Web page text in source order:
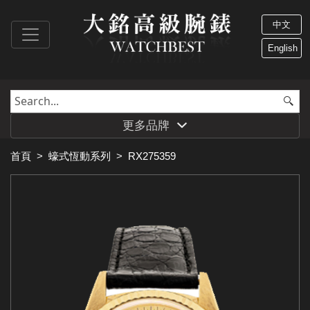
中文
English
更多品牌
首頁 > 蠔式恆動系列 > RX275359